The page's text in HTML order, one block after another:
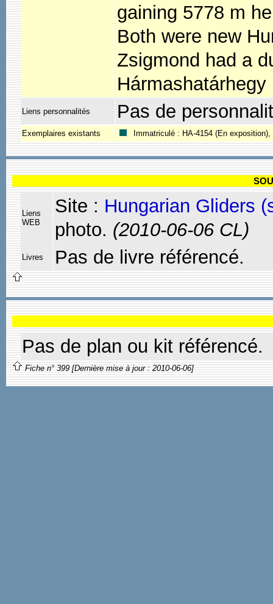
gaining 5778 m
Both were new
Zsigmond had a
Liens personnalités Pas de
Exemplaires existants Immatriculé : HA-4154 (En
Liens
WEB
Site : Hungarian Gliders
photo. (2010-06-06 CL)
Livres Pas de livre référencé.
Pas de plan ou kit référencé.
Fiche n° 399 [Dernière mise à jour : 2010-06-06]